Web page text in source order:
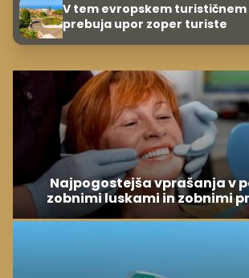
V tem evropskem turističnem
prebuja upor zoper turiste
Najpogostejša vprašanja v
zobnimi luskami in zobnimi